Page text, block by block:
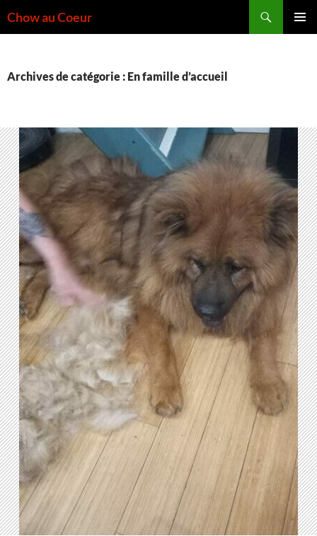
auChow au Coeur
Archives de catégorie : En famille d’accueil